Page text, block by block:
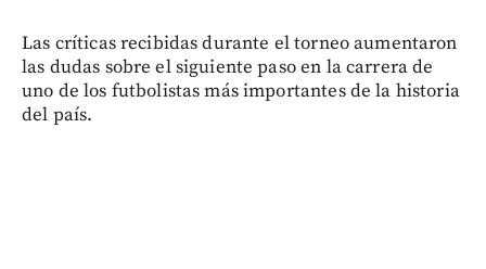
Las críticas recibidas durante el torneo aumentaron
las dudas sobre el siguiente paso en la carrera de
uno de los futbolistas más importantes de la historia
del país.